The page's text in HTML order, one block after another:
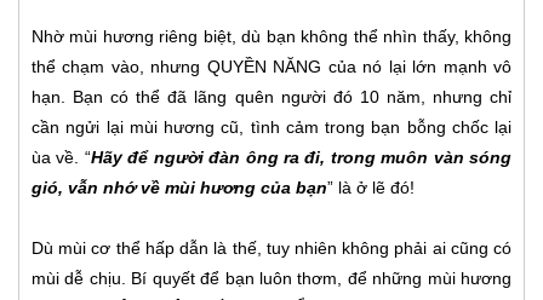
Nhờ mùi hương riêng biệt, dù bạn không thể nhìn thấy, không
thể chạm vào, nhưng QUYỀN NĂNG của nó lại lớn mạnh vô
hạn. Bạn có thể đã lãng quên người đó 10 năm, nhưng chỉ
cần ngửi lại mùi hương cũ, tình cảm trong bạn bỗng chốc lại
ùa về. “Hãy để người đàn ông ra đi, trong muôn vàn sóng
gió, vẫn nhớ về mùi hương của bạn” là ở lẽ đó!
Dù mùi cơ thể hấp dẫn là thế, tuy nhiên không phải ai cũng có
mùi dễ chịu. Bí quyết để bạn luôn thơm, để những mùi hương